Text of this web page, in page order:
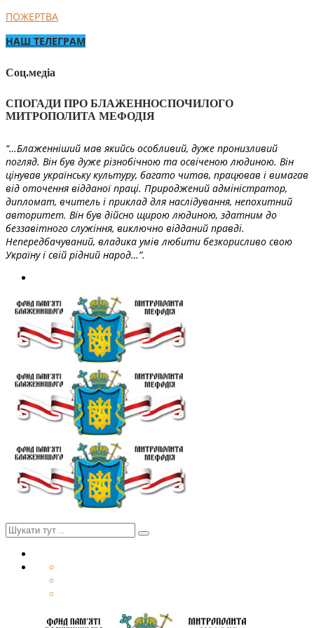
ПОЖЕРТВА
НАШ ТЕЛЕГРАМ
Соц.медіа
СПОГАДИ ПРО БЛАЖЕННОСПОЧИЛОГО
МИТРОПОЛИТА МЕФОДІЯ
“…Блаженніший мав якийсь особливий, дуже пронизливий
погляд. Він був дуже різнобічною та освіченою людиною. Він
цінував українську культуру, багато читав, працював і вимагав
від оточення відданої праці. Природжений адміністратор,
дипломат, вчитель і приклад для наслідування, непохитний
авторитет. Він був дійсно щирою людиною, здатним до
беззавітного служіння, виключно відданий правді.
Непередбачуваний, владика умів любити безкорисливо свою
Україну і свій рідний народ…”.